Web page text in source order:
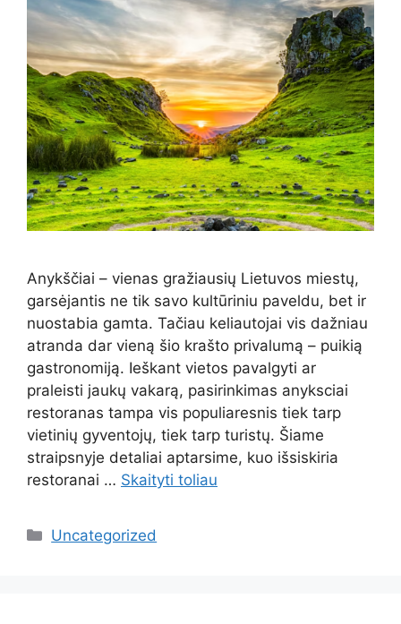
Anykščiai – vienas gražiausių Lietuvos miestų,
garsėjantis ne tik savo kultūriniu paveldu, bet ir
nuostabia gamta. Tačiau keliautojai vis dažniau
atranda dar vieną šio krašto privalumą – puikią
gastronomiją. Ieškant vietos pavalgyti ar
praleisti jaukų vakarą, pasirinkimas anyksciai
restoranas tampa vis populiaresnis tiek tarp
vietinių gyventojų, tiek tarp turistų. Šiame
straipsnyje detaliai aptarsime, kuo išsiskiria
restoranai … Skaityti toliau
Kategorijos
Uncategorized